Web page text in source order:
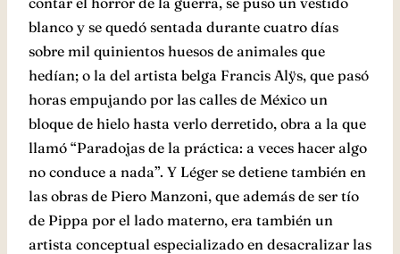
blanco y se quedó sentada durante cuatro días
sobre mil quinientos huesos de animales que
hedían; o la del artista belga Francis Alÿs, que pasó
horas empujando por las calles de México un
bloque de hielo hasta verlo derretido, obra a la que
llamó “Paradojas de la práctica: a veces hacer algo
no conduce a nada”. Y Léger se detiene también en
las obras de Piero Manzoni, que además de ser tío
de Pippa por el lado materno, era también un
artista conceptual especializado en desacralizar las